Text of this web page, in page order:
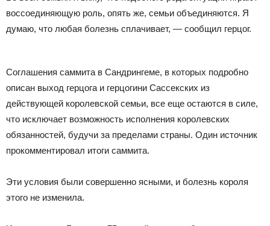
воссоединяющую роль, опять же, семьи объединяются. Я
думаю, что любая болезнь сплачивает, — сообщил герцог.
Соглашения саммита в Сандрингеме, в которых подробно
описан выход герцога и герцогини Сассекских из
действующей королевской семьи, все еще остаются в силе,
что исключает возможность исполнения королевских
обязанностей, будучи за пределами страны. Один источник
прокомментировал итоги саммита.
Эти условия были совершенно ясными, и болезнь короля
этого не изменила.